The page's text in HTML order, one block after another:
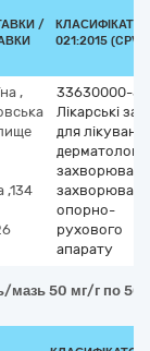
/
021:2015 (CPV)
,
,134
33630000-5
Лікарські
для
захворювань
опорно-
рухового
апарату
мазь 50 мг/г по 50